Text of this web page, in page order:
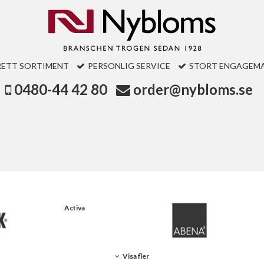
SORTIMENT PERSONLIG SERVICE STORT
0480-44 42 80 order@nybloms.se
Activa
Visa fler